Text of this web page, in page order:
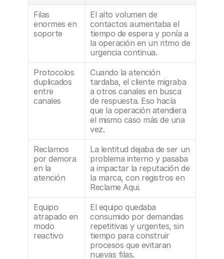
Filas
enormes en
soporte
El alto volumen de
contactos aumentaba el
tiempo de espera y ponía a
la operación en un ritmo de
urgencia continua.
Protocolos
duplicados
entre
canales
Cuando la atención
tardaba, el cliente migraba
a otros canales en busca
de respuesta. Eso hacía
que la operación atendiera
el mismo caso más de una
vez.
Reclamos
por demora
en la
atención
La lentitud dejaba de ser un
problema interno y pasaba
a impactar la reputación de
la marca, con registros en
Reclame Aqui.
Equipo
atrapado en
modo
reactivo
El equipo quedaba
consumido por demandas
repetitivas y urgentes, sin
tiempo para construir
procesos que evitaran
nuevas filas.